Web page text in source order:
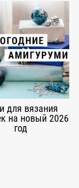
для вязания
на новый 2026
год